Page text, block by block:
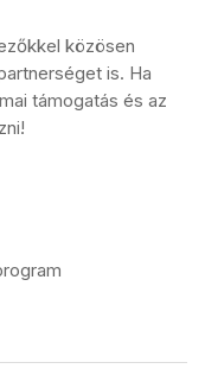
közösen
is. Ha
támogatás és az